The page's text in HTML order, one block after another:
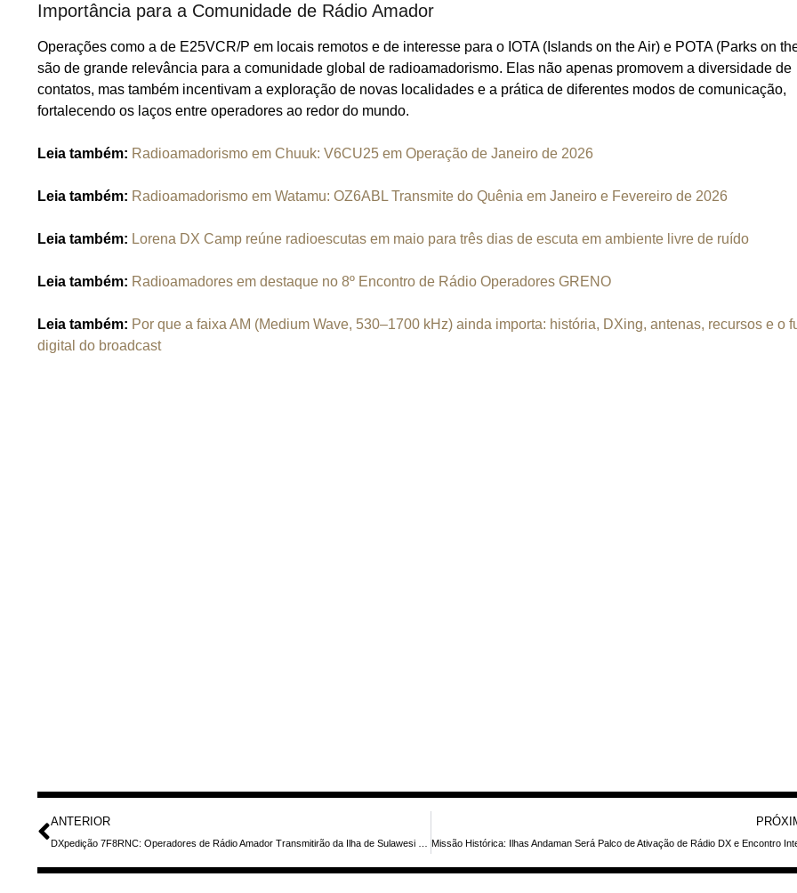
Importância para a Comunidade de Rádio Amador
Operações como a de E25VCR/P em locais remotos e de interesse para o IOTA (Islands on the Air) e POTA (Parks on
são de grande relevância para a comunidade global de radioamadorismo. Elas não apenas promovem a diversidade de
contatos, mas também incentivam a exploração de novas localidades e a prática de diferentes modos de comunicação,
fortalecendo os laços entre operadores ao redor do mundo.
Leia também: Radioamadorismo em Chuuk: V6CU25 em Operação de Janeiro de 2026
Leia também: Radioamadorismo em Watamu: OZ6ABL Transmite do Quênia em Janeiro e Fevereiro de 2026
Leia também: Lorena DX Camp reúne radioescutas em maio para três dias de escuta em ambiente livre de ruído
Leia também: Radioamadores em destaque no 8º Encontro de Rádio Operadores GRENO
Leia também: Por que a faixa AM (Medium Wave, 530–1700 kHz) ainda importa: história, DXing, antenas, recursos e o
digital do broadcast
ANTERIOR